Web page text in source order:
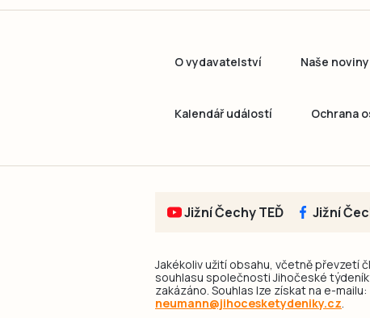
O vydavatelství Naše noviny
Kalendář událostí Ochrana
Jižní Čechy TEĎ Jižní
Jakékoliv užití obsahu, včetně převzetí
souhlasu společnosti Jihočeské
zakázáno. Souhlas lze získat na e-mailu:
neumann@jihocesketydeniky.cz.